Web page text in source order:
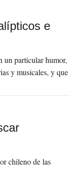
e
un particular humor,
y musicales, y que
chileno de las